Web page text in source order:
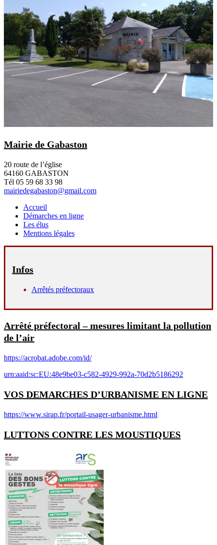
Mairie de Gabaston
20 route de l’église
64160 GABASTON
Tél 05 59 68 33 98
mairiedegabaston@gmail.com
Accueil
Démarches en ligne
Les élus
Mentions légales
Infos
Arrêtés préfectoraux
Arrêté préfectoral – mesures limitant la pollution
de l’air
https://acrobat.adobe.com/id/
urn:aaid:sc:EU:48e9be03-c582-4929-992a-70d2b5186292
VOS DEMARCHES D’URBANISME EN LIGNE
https://www.sirap.fr/portail-usager-urbanisme.html
LUTTONS CONTRE LES MOUSTIQUES